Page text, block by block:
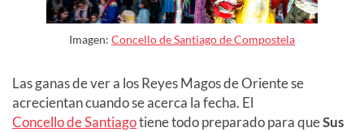
Imagen: Concello de Santiago de Compostela
Las ganas de ver a los Reyes Magos de Oriente se
acrecientan cuando se acerca la fecha. El
Concello de Santiagotiene todo preparado para queSus